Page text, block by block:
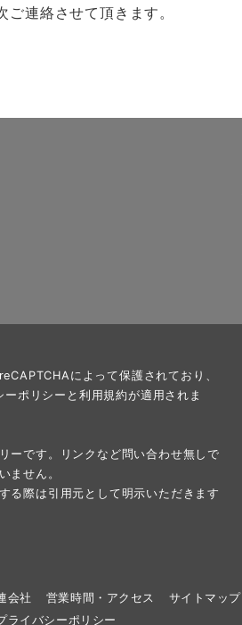
連絡させて頂きます。
によって保護されており、
ーポリシー と 利用規約 が適用されま
ーです。リンクなど問い合わせ無しで
ません。
る際は引用元として明示いただきます
会社 営業時間・アクセス サイトマップ
ライバシーポリシー